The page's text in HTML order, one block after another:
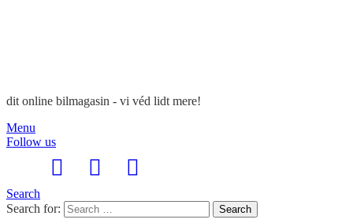
dit online bilmagasin - vi véd lidt mere!
Menu
Follow us
Search
Search for:
Search